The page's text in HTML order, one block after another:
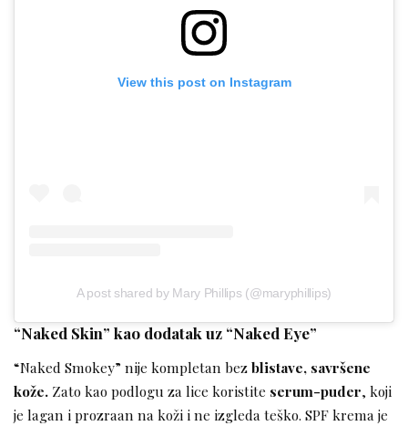
View this post on Instagram
A post shared by Mary Phillips (@maryphillips)
“Naked Skin” kao dodatak uz “Naked Eye”
“Naked Smokey” nije kompletan bezblistave, savršene
kože. Zato kao podlogu za lice koristite serum-puder, koji
je lagan i prozraan na koži i ne izgleda teško. SPF krema je